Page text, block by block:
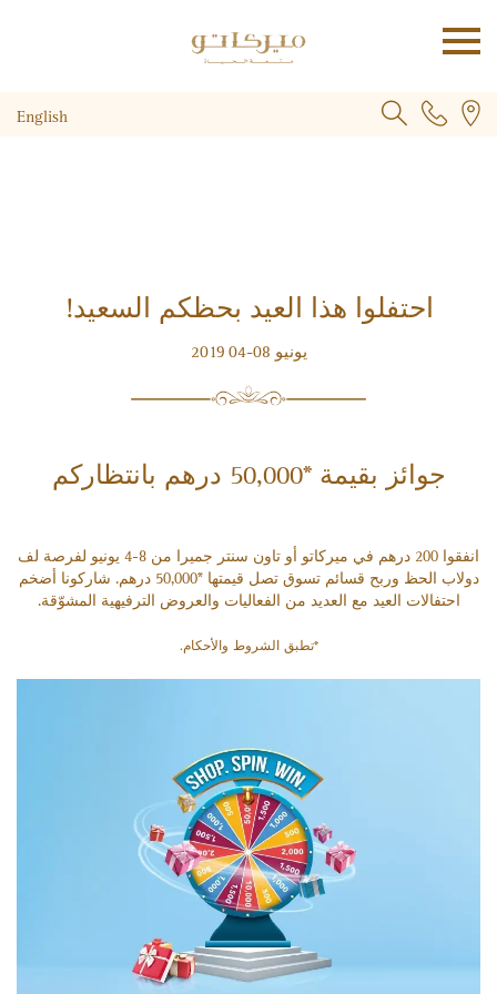
English
احتفلوا هذا العيد بحظكم السعيد!
يونيو 2019‎ 04-08
جوائز بقيمة *50,000 درهم بانتظاركم
انفقوا 200 درهم في ميركاتو أو تاون سنتر جميرا من 8-4 يونيو لفرصة لف
دولاب الحظ وربح قسائم تسوق تصل قيمتها *50,000 درهم. شاركونا أضخم
احتفالات العيد مع العديد من الفعاليات والعروض الترفيهية المشوّقة.
*تطبق الشروط والأحكام.